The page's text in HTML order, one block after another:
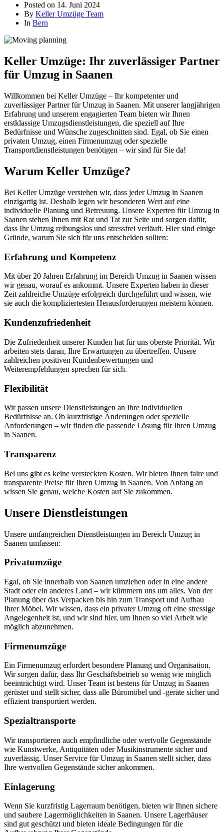
Posted on 14. Juni 2024
By Keller Umzüge Team
In Bern
Keller Umzüge: Ihr zuverlässiger Partner
für Umzug in Saanen
Willkommen bei Keller Umzüge – Ihr kompetenter und
zuverlässiger Partner für Umzug in Saanen. Mit unserer langjährigen
Erfahrung und unserem engagierten Team bieten wir Ihnen
erstklassige Umzugsdienstleistungen, die speziell auf Ihre
Bedürfnisse und Wünsche zugeschnitten sind. Egal, ob Sie einen
privaten Umzug, einen Firmenumzug oder spezielle
Transportdienstleistungen benötigen – wir sind für Sie da!
Warum Keller Umzüge?
Bei Keller Umzüge verstehen wir, dass jeder Umzug in Saanen
einzigartig ist. Deshalb legen wir besonderen Wert auf eine
individuelle Planung und Betreuung. Unsere Experten für Umzug in
Saanen stehen Ihnen mit Rat und Tat zur Seite und sorgen dafür,
dass Ihr Umzug reibungslos und stressfrei verläuft. Hier sind einige
Gründe, warum Sie sich für uns entscheiden sollten:
Erfahrung und Kompetenz
Mit über 20 Jahren Erfahrung im Bereich Umzug in Saanen wissen
wir genau, worauf es ankommt. Unsere Experten haben in dieser
Zeit zahlreiche Umzüge erfolgreich durchgeführt und wissen, wie
sie auch die kompliziertesten Herausforderungen meistern können.
Kundenzufriedenheit
Die Zufriedenheit unserer Kunden hat für uns oberste Priorität. Wir
arbeiten stets daran, Ihre Erwartungen zu übertreffen. Unsere
zahlreichen positiven Kundenbewertungen und
Weiterempfehlungen sprechen für sich.
Flexibilität
Wir passen unsere Dienstleistungen an Ihre individuellen
Bedürfnisse an. Ob kurzfristige Änderungen oder spezielle
Anforderungen – wir finden die passende Lösung für Ihren Umzug
in Saanen.
Transparenz
Bei uns gibt es keine versteckten Kosten. Wir bieten Ihnen faire und
transparente Preise für Ihren Umzug in Saanen. Von Anfang an
wissen Sie genau, welche Kosten auf Sie zukommen.
Unsere Dienstleistungen
Unsere umfangreichen Dienstleistungen im Bereich Umzug in
Saanen umfassen:
Privatumzüge
Egal, ob Sie innerhalb von Saanen umziehen oder in eine andere
Stadt oder ein anderes Land – wir kümmern uns um alles. Von der
Planung über das Verpacken bis hin zum Transport und Aufbau
Ihrer Möbel. Wir wissen, dass ein privater Umzug oft eine stressige
Angelegenheit ist, und wir sind hier, um Ihnen so viel Arbeit wie
möglich abzunehmen.
Firmenumzüge
Ein Firmenumzug erfordert besondere Planung und Organisation.
Wir sorgen dafür, dass Ihr Geschäftsbetrieb so wenig wie möglich
beeinträchtigt wird. Unser Team ist bestens für Umzug in Saanen
gerüstet und stellt sicher, dass alle Büromöbel und -geräte sicher und
effizient transportiert werden.
Spezialtransporte
Wir transportieren auch empfindliche oder wertvolle Gegenstände
wie Kunstwerke, Antiquitäten oder Musikinstrumente sicher und
zuverlässig. Unser Service für Umzug in Saanen stellt sicher, dass
Ihre wertvollen Gegenstände sicher ankommen.
Einlagerung
Wenn Sie kurzfristig Lagerraum benötigen, bieten wir Ihnen sichere
und saubere Lagermöglichkeiten in Saanen. Unsere Lagerhäuser
sind gut geschützt und bieten ideale Bedingungen für die